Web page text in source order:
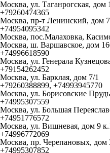
Москва, ул. Таганрогская, дом
+79260474365
Москва, пр-т Ленинский, дом
+74954095342
Москва, пос.Малаховка,
Москва, ш. Варшавское, дом
+74996618590
Москва, ул. Генерала
+79154262452
Москва, ул. Барклая, дом 7/1
+79260388899, +74993945770
Москва, ул. Борисовские
+74995307559
Москва, ул. Большая
+74951776572
Москва, ул. Вишневая, дом 9
+74996772069
Москва, пр. Черепановых, дом
+74995307852